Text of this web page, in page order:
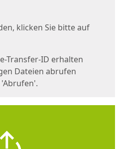
klicken Sie bitte auf
Transfer-ID erhalten
Dateien abrufen